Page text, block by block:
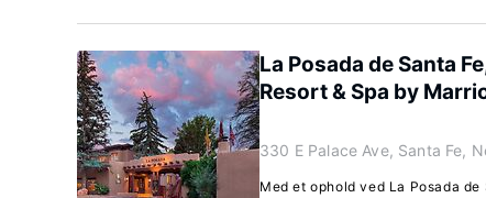
La Posada de Santa
Resort & Spa by
330 E Palace Ave, Santa Fe,
Med et ophold ved La Posada